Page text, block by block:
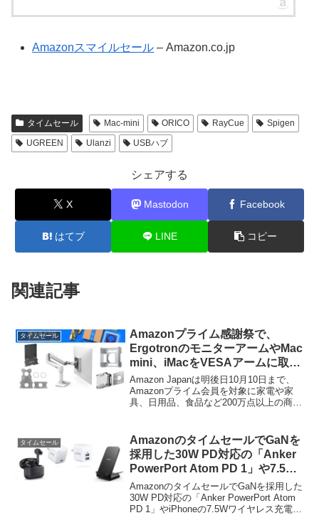
Amazonスマイルセール – Amazon.co.jp
タイムセール Mac-mini ORICO RayCue
Spigen
UGREEN
Ulanzi USBハブ
シェアする
X Mastodon Facebook
はてブ LINE コピー
関連記事
タイムセール
Amazonプライム感謝祭で、
ErgotronのモニターアームやMac
mini、iMacをVESAアームに取り
付けられるマウンタなどがタイム
セール中。
Amazon Japanは明後日10月10日まで、
Amazonプライム会員を対象に家電や家
具、日用品、食品など200万点以上の商品
ルでErgotronのモニターアームなどが特
選タイムセールとなっています。
タイムセール
AmazonのタイムセールでGaNを
採用した30W PD対応の「Anker
PowerPort Atom PD 1」や7.5W
ワイヤレス充電対応の
「PowerWave 7.5 Stand」など
が特別価格で販売中。
AmazonのタイムセールでGaNを採用した
30W PD対応の「Anker PowerPort Atom
PD 1」やiPhoneの7.5Wワイヤレス充電に